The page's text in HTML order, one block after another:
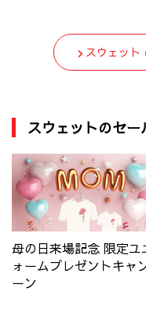
スウェット
スウェットのセ
母の日来場記念 限定ユ
ォームプレゼントキャ
ーン